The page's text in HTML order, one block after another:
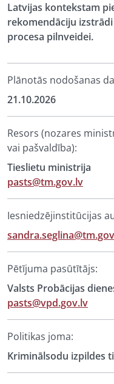
Latvijas kontekstam
rekomendāciju
procesa pilnveidei.
Plānotās nodošanas
21.10.2026
Resors (nozares
vai pašvaldība):
Tieslietu ministrija
pasts@tm.gov.lv
Iesniedzējinstitūcijas
Pētījuma pasūtītājs:
Valsts Probācijas
pasts@vpd.gov.lv
Politikas joma:
Kriminālsodu izpildes